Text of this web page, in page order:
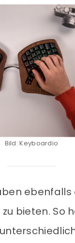
Bild: Keyboardio
ebenfalls
bieten. So